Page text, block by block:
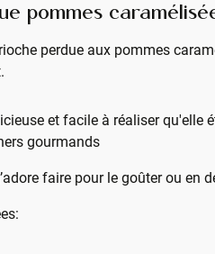
pommes
perdue aux pommes
et facile à réaliser qu'elle
gourmands
faire pour le goûter ou en